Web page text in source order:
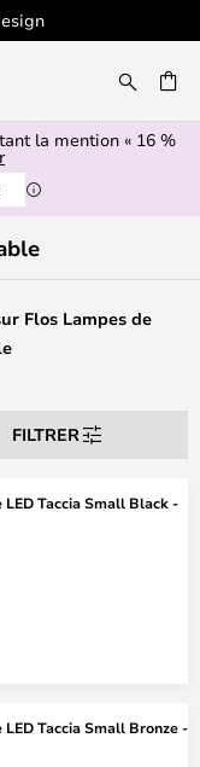
en stock expédiés
la mention « 16 %
Flos Lampes de
FILTRER
Taccia Small Black -
Taccia Small Bronze -